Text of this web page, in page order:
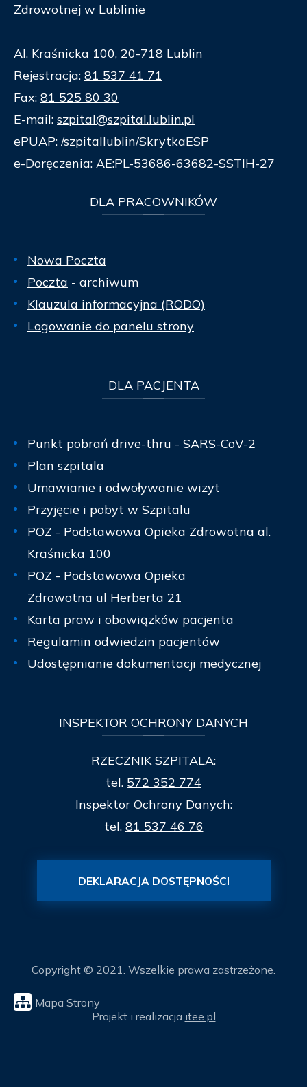
Zdrowotnej w Lublinie
Al. Kraśnicka 100, 20-718 Lublin
Rejestracja: 81 537 41 71
Fax: 81 525 80 30
E-mail: szpital@szpital.lublin.pl
ePUAP: /szpitallublin/SkrytkaESP
e-Doręczenia: AE:PL-53686-63682-SSTIH-27
DLA PRACOWNIKÓW
Nowa Poczta
Poczta - archiwum
Klauzula informacyjna (RODO)
Logowanie do panelu strony
DLAPACJENTA
Punkt pobrań drive-thru - SARS-CoV-2
Plan szpitala
Umawianie i odwoływanie wizyt
Przyjęcie i pobyt w Szpitalu
POZ - Podstawowa Opieka Zdrowotna al.
Kraśnicka 100
POZ - Podstawowa Opieka
Zdrowotna ul Herberta 21
Karta praw i obowiązków pacjenta
Regulamin odwiedzin pacjentów
Udostępnianie dokumentacji medycznej
INSPEKTOR OCHRONY DANYCH
RZECZNIK SZPITALA:
tel. 572 352 774
Inspektor Ochrony Danych:
tel. 81 537 46 76
DEKLARACJA DOSTĘPNOŚCI
Copyright © 2021. Wszelkie prawa zastrzeżone.
Mapa Strony
Projekt i realizacja itee.pl